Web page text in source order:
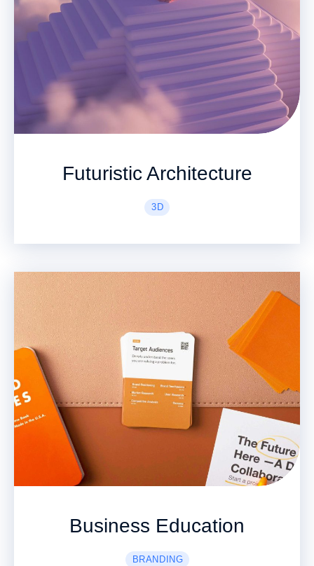
Futuristic Architecture
3D
Business Education
BRANDING